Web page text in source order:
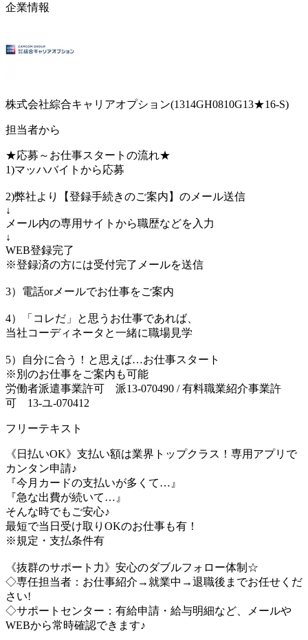
企業情報
株式会社綜合キャリアオプション(1314GH0810G13★16-S)
担当者から
★応募～お仕事スタートの流れ★
1)マッハバイトから応募
2)弊社より【登録手続きのご案内】のメール送信
↓
メール内の専用サイトから職歴などを入力
↓
WEB登録完了
※登録済の方には受付完了メールを送信
3）電話orメールでお仕事をご案内
4）「コレだ」と思うお仕事であれば、
当社コーディネータと一緒に職場見学
5）自分に合う！と思えば…お仕事スタート
※別のお仕事をご案内も可能
労働者派遣事業許可 派13-070490 / 有料職業紹介事業許
可 13-ユ-070412
フリーテキスト
《日払いOK》支払い額は業界トップクラス！専用アプリで
カンタン申請♪
『今月カードの支払いが多くて…』
『急な出費が続いて…』
そんな時でもご安心♪
最短で当日受け取りOKのお仕事も有！
※規定・支払条件有
《抜群のサポート力》安心のダブルフォロー体制☆
◇専任担当者：お仕事紹介→就業中→退職後までお任せくだ
さい!
◇サポートセンター：有給申請・給与明細など、メールや
WEBから常時確認できます♪